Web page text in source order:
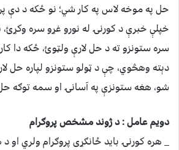
حل په موخه لاس په کار شي؛ نو ځکه د دې
خپلې خبرې د کورنۍ له نورو غړو سره
سره ستونزو ته د حل لارې ولټوئ، ځکه دا
دېته وهڅوي، چې د ټولو ستونزو لپاره حل
شو، هغه ستونزې په آسانۍ او سمه توګه
دویم عامل : د ژوند مشخص پروګرام
_ هره کورنۍ باید ځانګړی پروګرام ولري او د